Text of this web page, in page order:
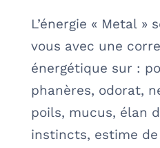
L’énergie « Metal »
vous avec une
énergétique sur :
phanères, odorat,
poils, mucus, élan
instincts, estime de